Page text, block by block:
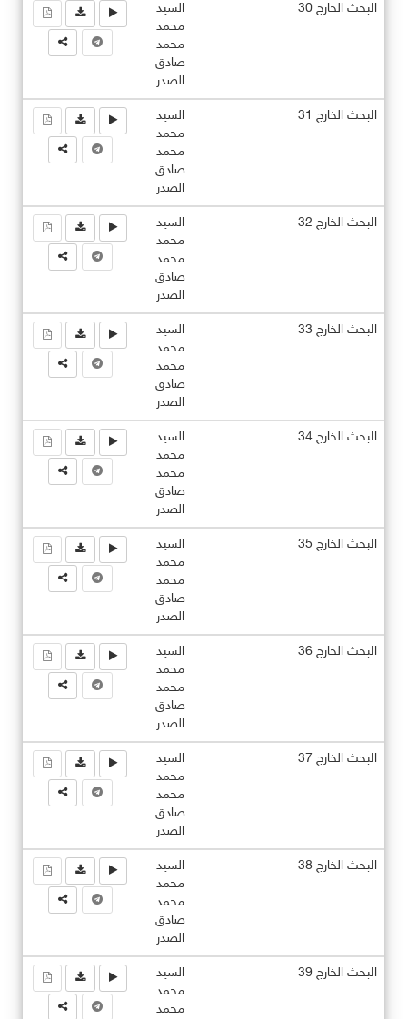
البحث الخارج 30
السيد
محمد
محمد
صادق
الصدر
البحث الخارج 31
السيد
محمد
محمد
صادق
الصدر
البحث الخارج 32
السيد
محمد
محمد
صادق
الصدر
البحث الخارج 33
السيد
محمد
محمد
صادق
الصدر
البحث الخارج 34
السيد
محمد
محمد
صادق
الصدر
البحث الخارج 35
السيد
محمد
محمد
صادق
الصدر
البحث الخارج 36
السيد
محمد
محمد
صادق
الصدر
البحث الخارج 37
السيد
محمد
محمد
صادق
الصدر
البحث الخارج 38
السيد
محمد
محمد
صادق
الصدر
البحث الخارج 39
السيد
محمد
محمد